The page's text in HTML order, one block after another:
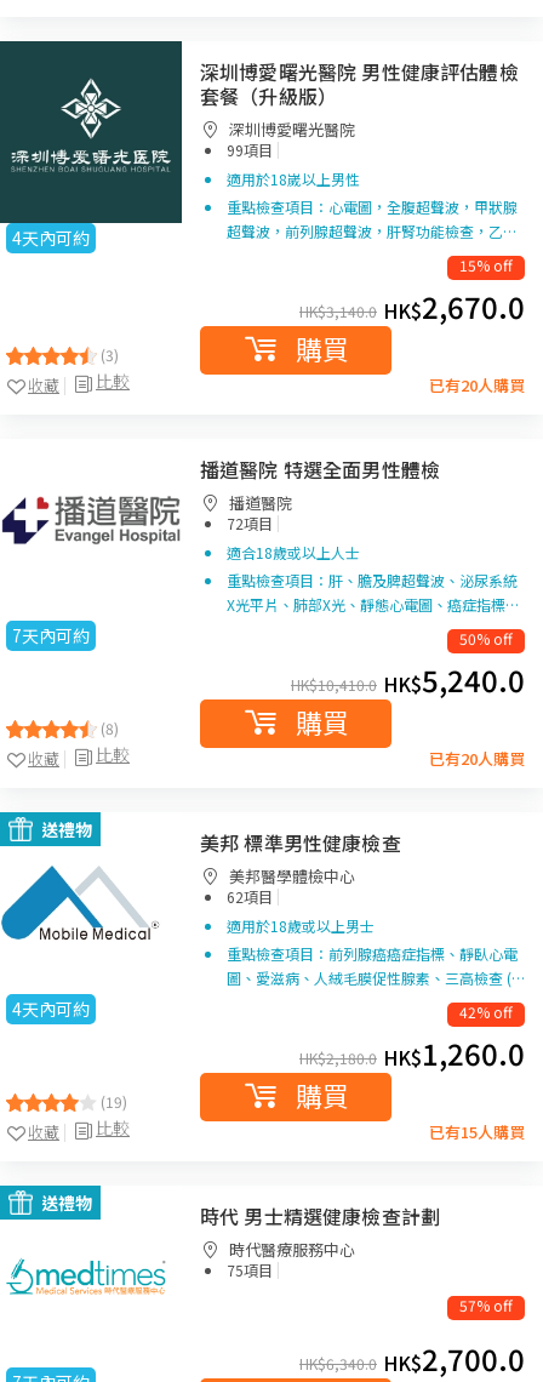
4天內可約
(3)
比較
收藏
深圳博愛曙光醫院 男性健康評估體檢
套餐（升級版）
深圳博愛曙光醫院
99項目 |
適用於18嵗以上男性
重點檢查項目：心電圖，全腹超聲波，甲狀腺
超聲波，前列腺超聲波，肝腎功能檢查，乙…
15% off
HK$3,140.0 HK$2,670.0
購買
已有20人購買
7天內可約
(8)
比較
收藏
播道醫院 特選全面男性體檢
播道醫院
72項目 |
適合18歲或以上人士
重點檢查項目：肝、膽及脾超聲波、泌尿系統
X光平片、肺部X光、靜態心電圖、癌症指標…
50% off
HK$10,410.0 HK$5,240.0
購買
已有20人購買
送禮物
4天內可約
(19)
比較
收藏
美邦 標準男性健康檢查
美邦醫學體檢中心
62項目 |
適用於18歲或以上男士
重點檢查項目：前列腺癌癌症指標、靜臥心電
圖、愛滋病、人絨毛膜促性腺素、三高檢查 (…
42% off
HK$2,180.0 HK$1,260.0
購買
已有15人購買
送禮物 時代 男士精選健康檢查計劃
時代醫療服務中心
75項目 |
57% off
HK$6,340.0 HK$2,700.0